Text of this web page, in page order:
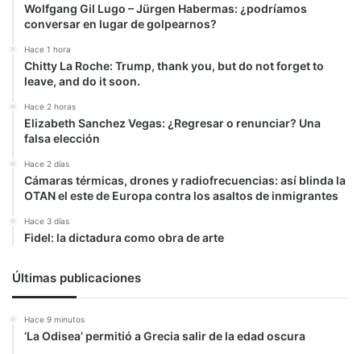
Wolfgang Gil Lugo – Jürgen Habermas: ¿podríamos
conversar en lugar de golpearnos?
Hace 1 hora
Chitty La Roche: Trump, thank you, but do not forget to
leave, and do it soon.
Hace 2 horas
Elizabeth Sanchez Vegas: ¿Regresar o renunciar? Una
falsa elección
Hace 2 días
Cámaras térmicas, drones y radiofrecuencias: así blinda la
OTAN el este de Europa contra los asaltos de inmigrantes
Hace 3 días
Fidel: la dictadura como obra de arte
Últimas publicaciones
Hace 9 minutos
‘La Odisea’ permitió a Grecia salir de la edad oscura